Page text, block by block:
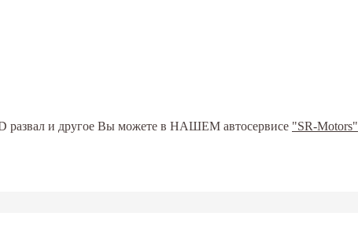
развал и другое Вы можете в НАШЕМ автосервисе "SR-Motors"